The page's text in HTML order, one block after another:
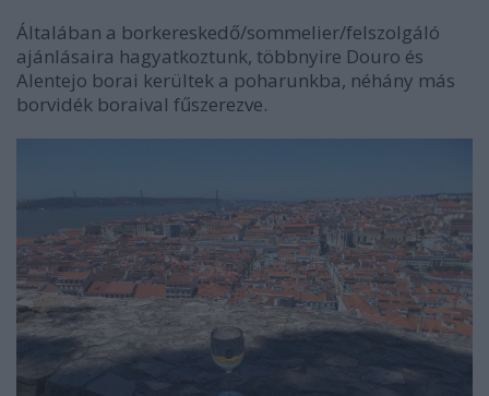
Általában a borkereskedő/sommelier/felszolgáló
ajánlásaira hagyatkoztunk, többnyire Douro és
Alentejo borai kerültek a poharunkba, néhány más
borvidék boraival fűszerezve.